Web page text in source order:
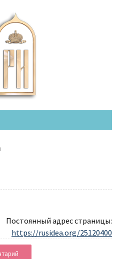
Постоянный адрес страницы:
https://rusidea.org/25120400